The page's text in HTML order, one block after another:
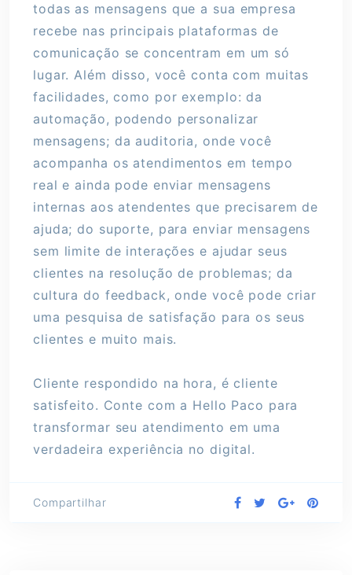
todas as mensagens que a sua empresa
recebe nas principais plataformas de
comunicação se concentram em um só
lugar. Além disso, você conta com muitas
facilidades, como por exemplo: da
automação, podendo personalizar
mensagens; da auditoria, onde você
acompanha os atendimentos em tempo
real e ainda pode enviar mensagens
internas aos atendentes que precisarem de
ajuda; do suporte, para enviar mensagens
sem limite de interações e ajudar seus
clientes na resolução de problemas; da
cultura do feedback, onde você pode criar
uma pesquisa de satisfação para os seus
clientes e muito mais.
Cliente respondido na hora, é cliente
satisfeito. Conte com a Hello Paco para
transformar seu atendimento em uma
verdadeira experiência no digital.
Compartilhar